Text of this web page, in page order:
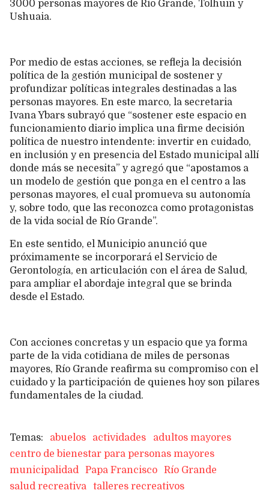
3000 personas mayores de Río Grande, Tolhuin y
Ushuaia.
Por medio de estas acciones, se refleja la decisión
política de la gestión municipal de sostener y
profundizar políticas integrales destinadas a las
personas mayores. En este marco, la secretaria
Ivana Ybars subrayó que “sostener este espacio en
funcionamiento diario implica una firme decisión
política de nuestro intendente: invertir en cuidado,
en inclusión y en presencia del Estado municipal allí
donde más se necesita” y agregó que “apostamos a
un modelo de gestión que ponga en el centro a las
personas mayores, el cual promueva su autonomía
y, sobre todo, que las reconozca como protagonistas
de la vida social de Río Grande”.
En este sentido, el Municipio anunció que
próximamente se incorporará el Servicio de
Gerontología, en articulación con el área de Salud,
para ampliar el abordaje integral que se brinda
desde el Estado.
Con acciones concretas y un espacio que ya forma
parte de la vida cotidiana de miles de personas
mayores, Río Grande reafirma su compromiso con el
cuidado y la participación de quienes hoy son pilares
fundamentales de la ciudad.
abuelos actividades
adultos mayores
centro de bienestar para personas mayores
municipalidad
Papa Francisco
Río Grande
salud recreativa
talleres recreativos